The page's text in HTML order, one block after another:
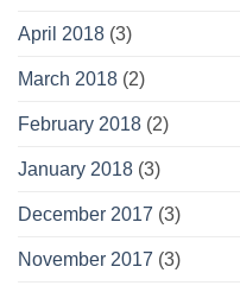
April 2018 (3)
March 2018 (2)
February 2018 (2)
January 2018 (3)
December 2017 (3)
November 2017 (3)